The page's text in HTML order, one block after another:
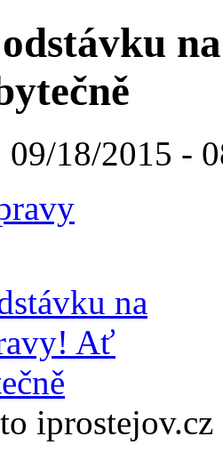
09/18/2015 -
iprostejov.cz